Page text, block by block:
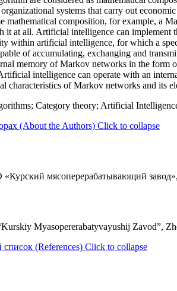
systems that carry out
mathematical composition, for example,
it at all. Artificial intelligence can implement
within artificial intelligence, for which a
of accumulating, exchanging and
memory of Markov networks in the form
intelligence can operate with an
characteristics of Markov networks and its
Category theory; Artificial
(About the Authors) Click to collapse
мясоперерабатывающий завод»,
Myasopererabatyvayushij Zavod”,
(References) Click to collapse